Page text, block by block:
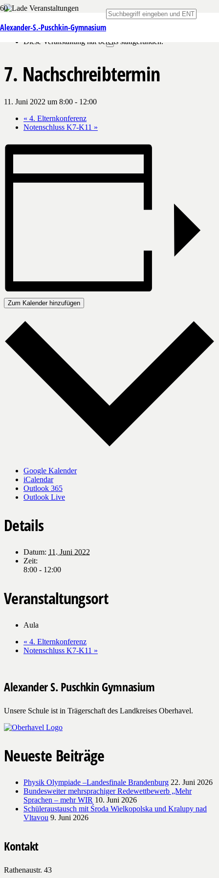
Alexander-S.-Puschkin-Gymnasium
« Alle Veranstaltungen
Diese Veranstaltung hat bereits stattgefunden.
7. Nachschreibtermin
11. Juni 2022 um 8:00 - 12:00
« 4. Elternkonferenz
Notenschluss K7-K11 »
Zum Kalender hinzufügen
Google Kalender
iCalendar
Outlook 365
Outlook Live
Details
Datum: 11. Juni 2022
Zeit:
8:00 - 12:00
Veranstaltungsort
Aula
« 4. Elternkonferenz
Notenschluss K7-K11 »
Alexander S. Puschkin Gymnasium
Unsere Schule ist in Trägerschaft des Landkreises Oberhavel.
Neueste Beiträge
Physik Olympiade –Landesfinale Brandenburg 22. Juni 2026
Bundesweiter mehrsprachiger Redewettbewerb „Mehr
Sprachen – mehr WIR 10. Juni 2026
Schüleraustausch mit Środa Wielkopolska und Kralupy nad
Vltavou 9. Juni 2026
Kontakt
Rathenaustr. 43